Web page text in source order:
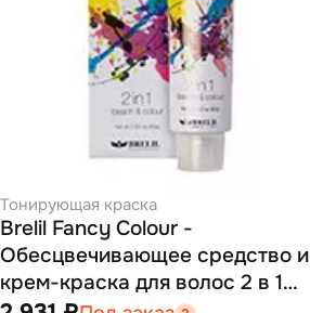
Тонирующая краска
Brelil Fancy Colour -
Обесцвечивающее средство и
крем-краска для волос 2 в 1